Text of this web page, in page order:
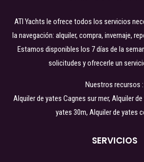
ATI Yachts le ofrece todos los servicios
la navegación: alquiler, compra, invernaje,
Estamos disponibles los 7 días de la
solicitudes y ofrecerle un
Nuestros recursos :
Alquiler de yates Cagnes sur mer, Alquiler
yates 30m, Alquiler de yates
SERVICIOS